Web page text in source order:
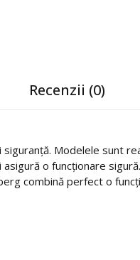
Recenzii (0)
Modelele sunt
o funcționare
combină perfect o